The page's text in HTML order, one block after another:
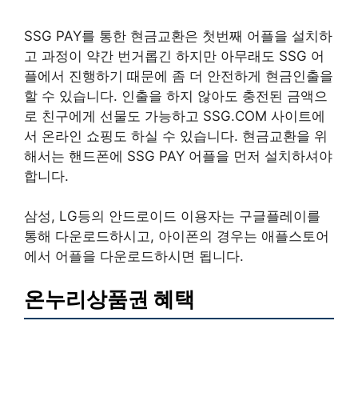
SSG PAY를 통한 현금교환은 첫번째 어플을 설치하
고 과정이 약간 번거롭긴 하지만 아무래도 SSG 어
플에서 진행하기 때문에 좀 더 안전하게 현금인출을
할 수 있습니다. 인출을 하지 않아도 충전된 금액으
로 친구에게 선물도 가능하고 SSG.COM 사이트에
서 온라인 쇼핑도 하실 수 있습니다. 현금교환을 위
해서는 핸드폰에 SSG PAY 어플을 먼저 설치하셔야
합니다.
삼성, LG등의 안드로이드 이용자는 구글플레이를
통해 다운로드하시고, 아이폰의 경우는 애플스토어
에서 어플을 다운로드하시면 됩니다.
온누리상품권 혜택